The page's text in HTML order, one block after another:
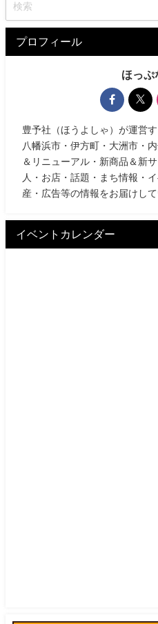
プロフィール
ほっぷ
豊予社（ほうよしゃ）が運営
八幡浜市・伊方町・大洲市・
＆リニューアル・新商品＆新
人・お店・話題・まち情報・
産・広告等の情報をお届けして
イベントカレンダー